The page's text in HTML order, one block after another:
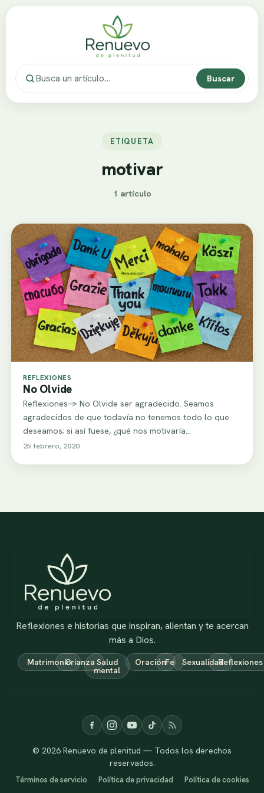
Buscar
ETIQUETA
motivar
1 artículo
REFLEXIONES
No Olvide
Reflexiones-> No Olvide ser agradecido. Seamos
agradecidos de que todavía no tenemos todo lo que
deseamos; si así fuese, ¿qué nos motivaría…
25 febrero, 2020
Reflexiones e historias que inspiran, alientan y te acercan
más a Dios.
MatrimonioCrianza Salud
mental
OraciónFe SexualidadReflexiones
© 2026 Renuevo de plenitud — Todos los derechos
reservados.
Términos de servicio · Política de privacidad · Política de cookies